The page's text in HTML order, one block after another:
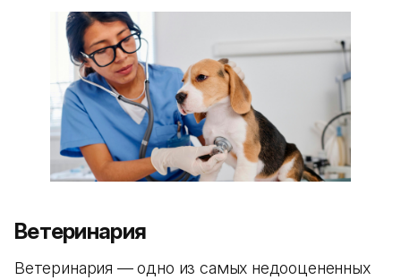
Ветеринария
Ветеринария — одно из самых недооцененных